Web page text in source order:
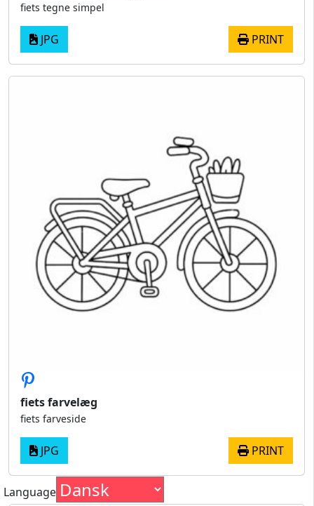
fiets tegne simpel
JPG PRINT
fiets farvelæg
fiets farveside
JPG PRINT
Language